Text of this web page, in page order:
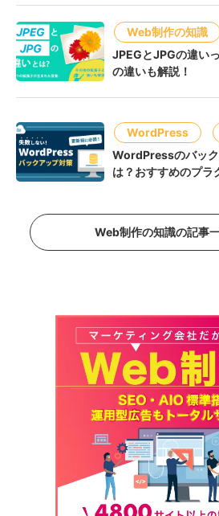
Web制作の知識
JPEGとJPGの違い
の違いも解説！
WordPress
WordPressのバッ
は？おすすめのプラ
Web制作の知識の記事